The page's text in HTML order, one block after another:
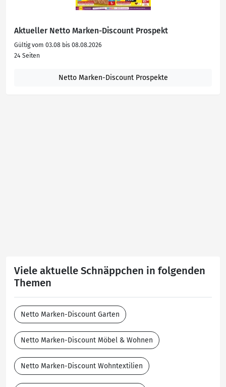
Aktueller Netto Marken-Discount Prospekt
Gültig vom 03.08 bis 08.08.2026
24 Seiten
Netto Marken-Discount Prospekte
Viele aktuelle Schnäppchen in folgenden
Themen
Netto Marken-Discount Garten
Netto Marken-Discount Möbel & Wohnen
Netto Marken-Discount Wohntextilien